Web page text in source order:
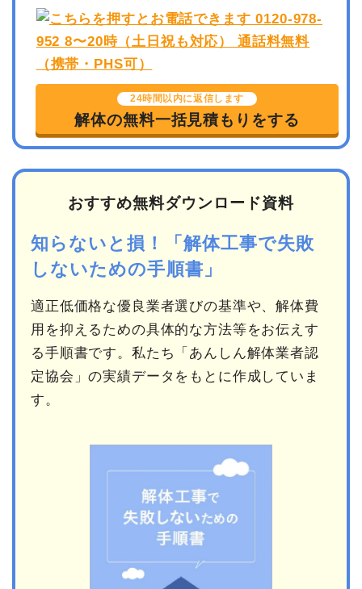
24時間以内に返信します
解体の無料一括見積もりをする
おすすめ無料ダウンロード資料
知らないと損！「解体工事で失敗
しないための手順書」
適正低価格な優良業者選びの基準や、解体費
用を抑えるための具体的な方法等をお伝えす
る手順書です。私たち「あんしん解体業者認
定協会」の実績データをもとに作成していま
す。